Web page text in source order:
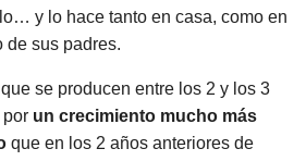
y lo hace tanto en casa, como en
de sus padres.
se producen entre los 2 y los 3
por un crecimiento mucho más
que en los 2 años anteriores de